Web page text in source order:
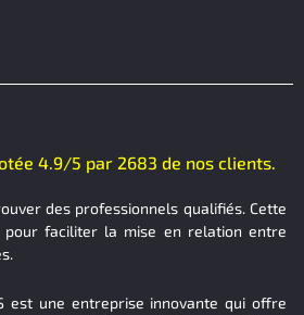
4.9/5 par 2683 de nos clients.
des professionnels qualifiés. Cette
pour faciliter la mise en relation entre
est une entreprise innovante qui offre